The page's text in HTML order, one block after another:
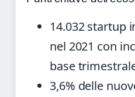
14.032 startup
nel 2021 con
base
3,6% delle